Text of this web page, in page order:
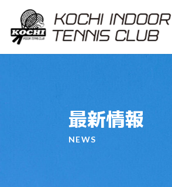
最新情報
NEWS